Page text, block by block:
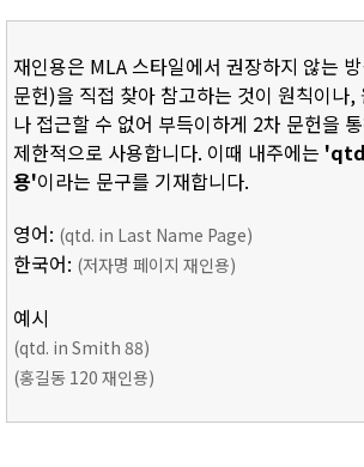
재인용은 MLA 스타일에서 권장하지 않는
문헌)을 직접 찾아 참고하는 것이 원칙이나,
나 접근할 수 없어 부득이하게 2차 문헌을
제한적으로 사용합니다. 이때 내주에는
용'이라는 문구를 기재합니다.
영어: (qtd. in Last Name Page)
한국어: (저자명 페이지 재인용)
예시
(qtd. in Smith 88)
(홍길동 120 재인용)